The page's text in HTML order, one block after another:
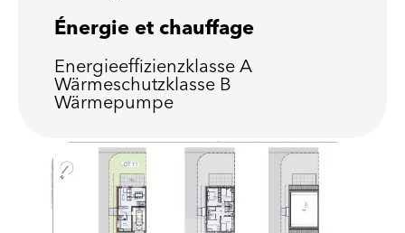
Énergie et chauffage
Energieeffizienzklasse A
Wärmeschutzklasse B
Wärmepumpe